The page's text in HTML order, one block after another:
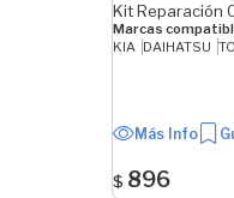
Kit Reparación
Marcas
KIA DAIHATSU
Más Info
$ 896